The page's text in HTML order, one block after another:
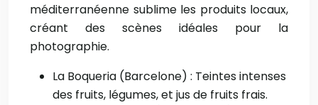
méditerranéenne sublime les produits locaux,
créant des scènes idéales pour la
photographie.
La Boqueria (Barcelone) : Teintes intenses
des fruits, légumes, et jus de fruits frais.